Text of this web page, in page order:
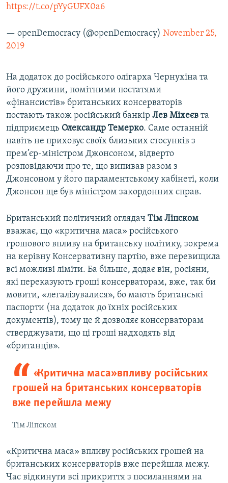
https://t.co/pYyGUFX0a6
— openDemocracy (@openDemocracy) November 25,
2019
На додаток до російського олігарха Чернухіна та
його дружини, помітними постатями
«фінансистів» британських консерваторів
постають також російський банкір Лев Міхеєв та
підприємець Олександр Темерко. Саме останній
навіть не приховує своїх близьких стосунків з
прем’єр-міністром Джонсоном, відверто
розповідаючи про те, що випивав разом з
Джонсоном у його парламентському кабінеті, коли
Джонсон ще був міністром закордонних справ.
Британський політичний оглядач Тім Ліпском
вважає, що «критична маса» російського
грошового впливу на британську політику, зокрема
на керівну Консервативну партію, вже перевищила
всі можливі ліміти. Ба більше, додає він, росіяни,
які переказують гроші консерваторам, вже, так би
мовити, «легалізувалися», бо мають британські
паспорти (на додаток до їхніх російських
документів), тому це й дозволяє консерваторам
стверджувати, що ці гроші надходять від
«британців».
«Критична маса» впливу російських
грошей на британських консерваторів
вже перейшла межу
Тім Ліпском
«Критична маса» впливу російських грошей на
британських консерваторів вже перейшла межу.
Час відкинути всі прикриття з посиланнями на